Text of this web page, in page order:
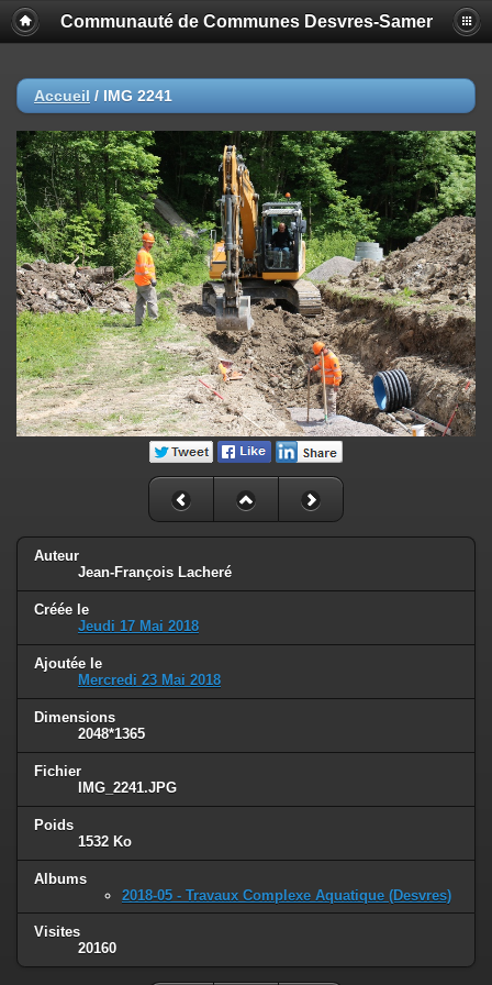
Communauté de Communes Desvres-Samer
Accueil / IMG 2241
Auteur
Jean-François Lacheré
Créée le
Jeudi 17 Mai 2018
Ajoutée le
Mercredi 23 Mai 2018
Dimensions
2048*1365
Fichier
IMG_2241.JPG
Poids
1532 Ko
Albums
2018-05 - Travaux Complexe Aquatique (Desvres)
Visites
20160